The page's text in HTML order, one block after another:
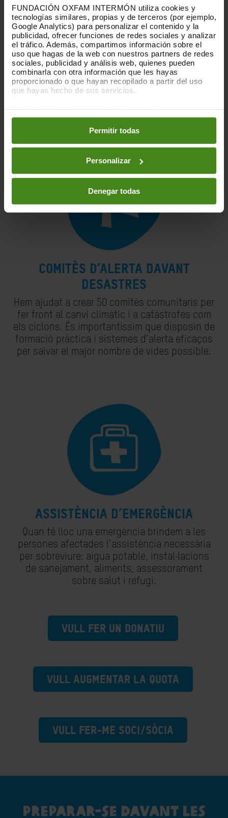
FUNDACIÓN OXFAM INTERMÓN utiliza cookies y
tecnologías similares, propias y de terceros (por ejemplo,
Google Analytics) para personalizar el contenido y la
publicidad, ofrecer funciones de redes sociales y analizar
el tráfico. Además, compartimos información sobre el
uso que hagas de la web con nuestros partners de redes
sociales, publicidad y análisis web, quienes pueden
combinarla con otra información que les hayas
proporcionado o que hayan recopilado a partir del uso
que hayas hecho de sus servicios.
preferencias accediendo a nuestraPolítica de Cookieso
en los botones facilitados a continuación:
Permitir todas
Personalizar
Denegar todas
PLANTACIONS I PROTECCIONS
COSTANERES
Construïm dics i plantacions de vetiver, una
planta que té unes arrels que ancoren la sorra,
ajudant a frenar l’erosió del mar i contribuint a
mitigar el canvi climàtic absorbint CO2. Evitar
l’erosió del sòl impedeix al seu torn que el
COMITÈS D’ALERTA DAVANT
DESASTRES
Hem ajudat a crear 50 comitès comunitaris per
fer front al canvi climàtic i a catàstrofes com
els ciclons. És importantíssim que disposin de
formació pràctica i sistemes d’alerta eficaços
per salvar el major nombre de vides possible.
ASSISTÈNCIA D’EMERGÈNCIA
Quan té lloc una emergència brindem a les
persones afectades l’assistència necessària
per sobreviure: aigua potable, instal·lacions
de sanejament, aliments, assessorament
sobre salut i refugi.
VULL FER UN DONATIU
VULL AUGMENTAR LA QUOTA
VULL FER-ME SOCI/SÒCIA
PREPARAR-SE DAVANT LES